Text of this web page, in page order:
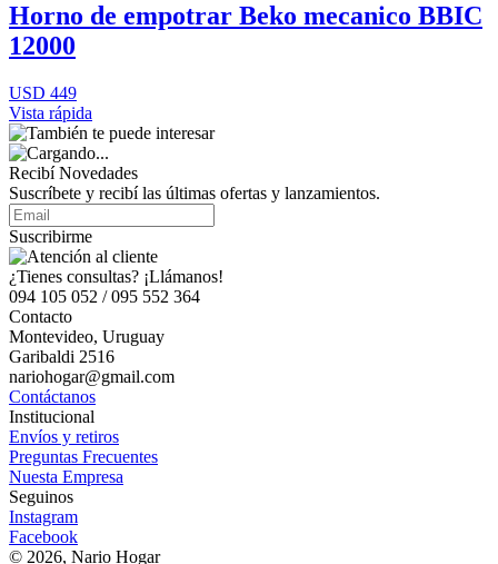
Horno de empotrar Beko mecanico BBIC
12000
USD 449
Vista rápida
Recibí Novedades
Suscríbete y recibí las últimas ofertas y lanzamientos.
Suscribirme
¿Tienes consultas? ¡Llámanos!
094 105 052 / 095 552 364
Contacto
Montevideo, Uruguay
Garibaldi 2516
nariohogar@gmail.com
Contáctanos
Institucional
Envíos y retiros
Preguntas Frecuentes
Nuesta Empresa
Seguinos
Instagram
Facebook
© 2026, Nario Hogar